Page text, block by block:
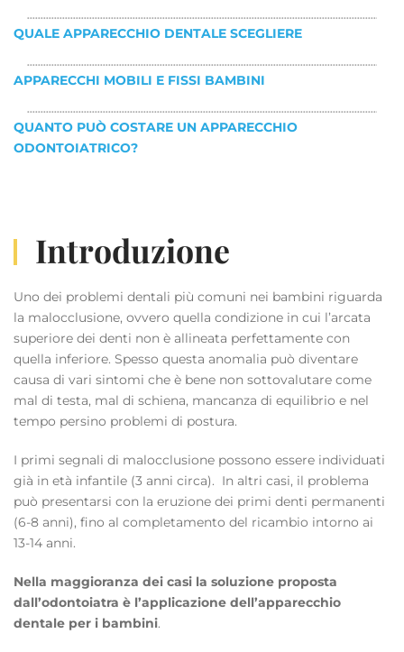
QUALE APPARECCHIO DENTALE SCEGLIERE
APPARECCHI MOBILI E FISSI BAMBINI
QUANTO PUÒ COSTARE UN APPARECCHIO
ODONTOIATRICO?
Introduzione
Uno dei problemi dentali più comuni nei bambini riguarda
la malocclusione, ovvero quella condizione in cui l’arcata
superiore dei denti non è allineata perfettamente con
quella inferiore. Spesso questa anomalia può diventare
causa di vari sintomi che è bene non sottovalutare come
mal di testa, mal di schiena, mancanza di equilibrio e nel
tempo persino problemi di postura.
I primi segnali di malocclusione possono essere individuati
già in età infantile (3 anni circa). In altri casi, il problema
può presentarsi con la eruzione dei primi denti permanenti
(6-8 anni), fino al completamento del ricambio intorno ai
13-14 anni.
Nella maggioranza dei casi la soluzione proposta
dall’odontoiatra è l’applicazione dell’apparecchio
dentale per i bambini.